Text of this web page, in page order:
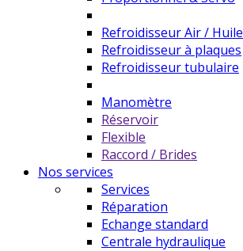
Refroidisseur Air / Huile
Refroidisseur à plaques
Refroidisseur tubulaire
Manomètre
Réservoir
Flexible
Raccord / Brides
Nos services
Services
Réparation
Echange standard
Centrale hydraulique